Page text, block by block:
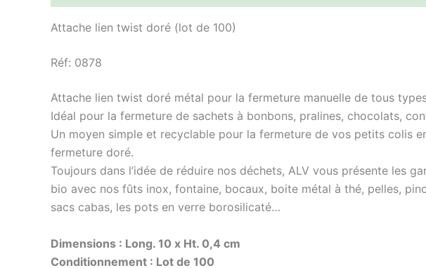
Attache lien twist doré (lot de 100)
Réf: 0878
Attache lien twist doré métal pour la fermeture manuelle de tous
Idéal pour la fermeture de sachets à bonbons, pralines, chocolats,
Un moyen simple et recyclable pour la fermeture de vos petits colis
fermeture doré.
Toujours dans l’idée de réduire nos déchets, ALV vous présente les
bio avec nos fûts inox, fontaine, bocaux, boite métal à thé, pelles,
sacs cabas, les pots en verre borosilicaté…
Dimensions : Long. 10 x Ht. 0,4 cm
Conditionnement : Lot de 100